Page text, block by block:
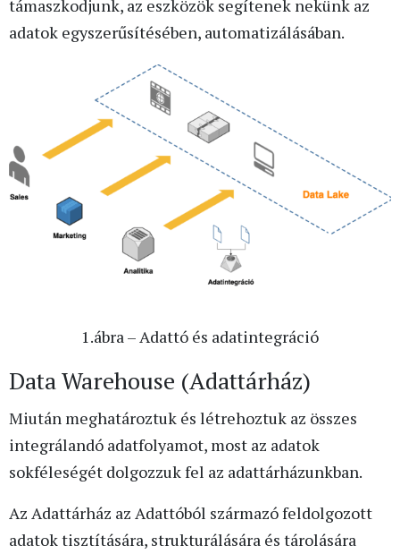
támaszkodjunk, az eszközök segítenek nekünk az
adatok egyszerűsítésében, automatizálásában.
1.ábra – Adattó és adatintegráció
Data Warehouse (Adattárház)
Miután meghatároztuk és létrehoztuk az összes
integrálandó adatfolyamot, most az adatok
sokféleségét dolgozzuk fel az adattárházunkban.
Az Adattárház az Adattóból származó feldolgozott
adatok tisztítására, strukturálására és tárolására